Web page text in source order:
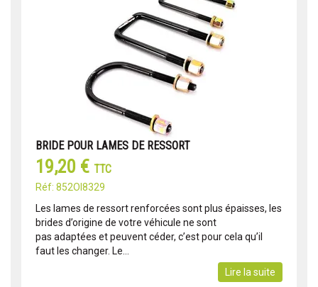
BRIDE POUR LAMES DE RESSORT
19,20 € TTC
Réf: 852OI8329
Les lames de ressort renforcées sont plus épaisses, les
brides d’origine de votre véhicule ne sont
pas adaptées et peuvent céder, c’est pour cela qu’il
faut les changer. Le...
Lire la suite